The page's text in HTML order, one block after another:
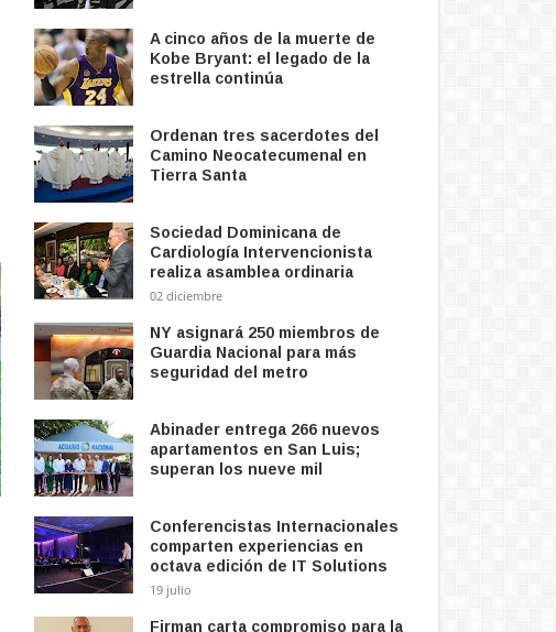
A cinco años de la muerte de
Kobe Bryant: el legado de la
estrella continúa
Ordenan tres sacerdotes del
Camino Neocatecumenal en
Tierra Santa
Sociedad Dominicana de
Cardiología Intervencionista
realiza asamblea ordinaria
02 diciembre
NY asignará 250 miembros de
Guardia Nacional para más
seguridad del metro
Abinader entrega 266 nuevos
apartamentos en San Luis;
superan los nueve mil
Conferencistas Internacionales
comparten experiencias en
octava edición de IT Solutions
19 julio
Firman carta compromiso para la